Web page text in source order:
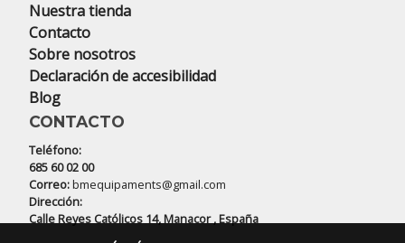
Nuestra tienda
Contacto
Sobre nosotros
Declaración de accesibilidad
Blog
CONTACTO
Teléfono:
685 60 02 00
Correo:bmequipaments@gmail.com
Dirección:
Calle Reyes Católicos 14, Manacor , España